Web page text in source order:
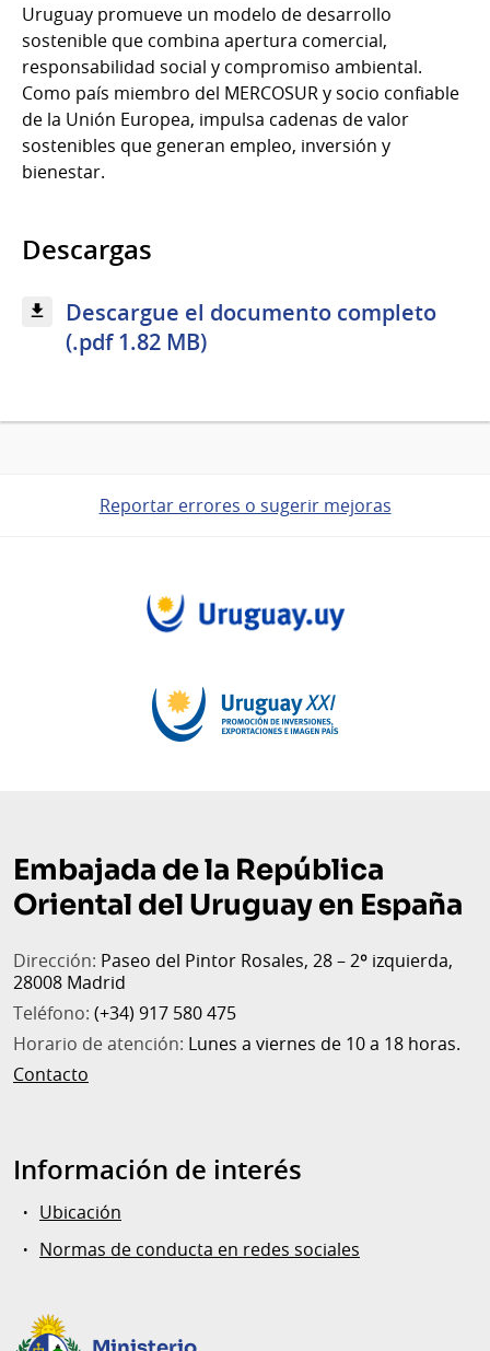
Uruguay promueve un modelo de desarrollo
sostenible que combina apertura comercial,
responsabilidad social y compromiso ambiental.
Como país miembro del MERCOSUR y socio confiable
de la Unión Europea, impulsa cadenas de valor
sostenibles que generan empleo, inversión y
bienestar.
Descargas
Descargue el documento completo
(.pdf 1.82 MB)
Reportar errores o sugerir mejoras
Embajada de la República
Oriental del Uruguay en España
Dirección: Paseo del Pintor Rosales, 28 – 2º izquierda,
28008 Madrid
Teléfono: (+34) 917 580 475
Horario de atención: Lunes a viernes de 10 a 18 horas.
Contacto
Información de interés
Ubicación
Normas de conducta en redes sociales